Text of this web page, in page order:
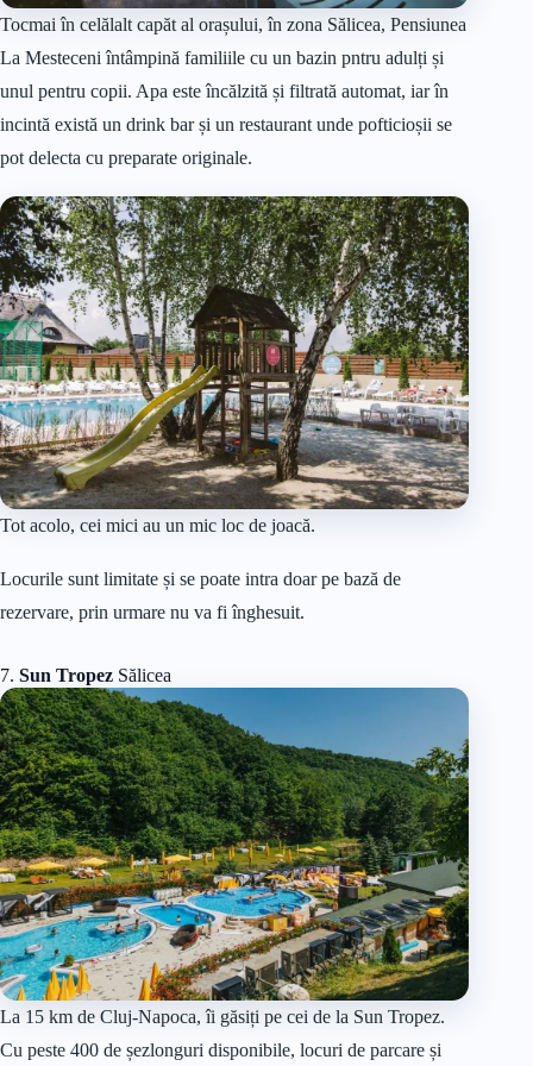
Tocmai în celălalt capăt al orașului, în zona Sălicea, Pensiunea
La Mesteceni întâmpină familiile cu un bazin pntru adulți și
unul pentru copii. Apa este încălzită și filtrată automat, iar în
incintă există un drink bar și un restaurant unde pofticioșii se
pot delecta cu preparate originale.
Tot acolo, cei mici au un mic loc de joacă.
Locurile sunt limitate și se poate intra doar pe bază de
rezervare, prin urmare nu va fi înghesuit.
7. Sun Tropez Sălicea
La 15 km de Cluj-Napoca, îi găsiți pe cei de la Sun Tropez.
Cu peste 400 de șezlonguri disponibile, locuri de parcare și